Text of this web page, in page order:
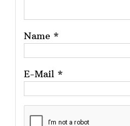
Name *
E-Mail *